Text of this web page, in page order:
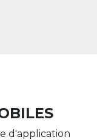
d'application